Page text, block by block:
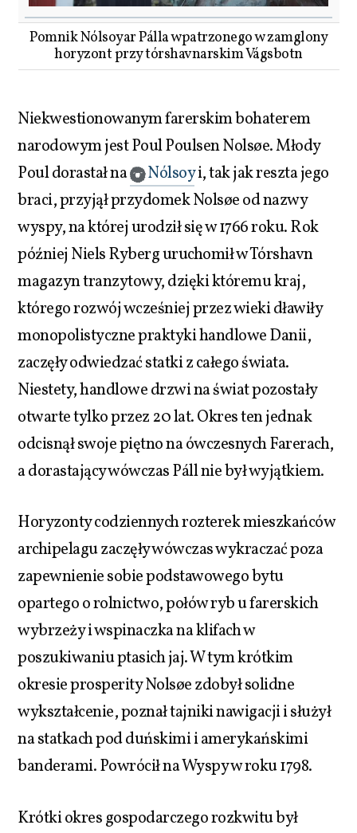
Pomnik Nólsoyar Pálla wpatrzonego w zamglony
horyzont przy tórshavnarskim Vágsbotn
Niekwestionowanym farerskim bohaterem
narodowym jest Poul Poulsen Nolsøe. Młody
Poul dorastał na
Nólsoyi, tak jak reszta jego
braci, przyjął przydomek Nolsøe od nazwy
wyspy, na której urodził się w 1766 roku. Rok
później Niels Ryberg uruchomił w Tórshavn
magazyn tranzytowy, dzięki któremu kraj,
którego rozwój wcześniej przez wieki dławiły
monopolistyczne praktyki handlowe Danii,
zaczęły odwiedzać statki z całego świata.
Niestety, handlowe drzwi na świat pozostały
otwarte tylko przez 20 lat. Okres ten jednak
odcisnął swoje piętno na ówczesnych Farerach,
a dorastający wówczas Páll nie był wyjątkiem.
Horyzonty codziennych rozterek mieszkańców
archipelagu zaczęły wówczas wykraczać poza
zapewnienie sobie podstawowego bytu
opartego o rolnictwo, połów ryb u farerskich
wybrzeży i wspinaczka na klifach w
poszukiwaniu ptasich jaj. W tym krótkim
okresie prosperity Nolsøe zdobył solidne
wykształcenie, poznał tajniki nawigacji i służył
na statkach pod duńskimi i amerykańskimi
banderami. Powrócił na Wyspy w roku 1798.
Krótki okres gospodarczego rozkwitu był